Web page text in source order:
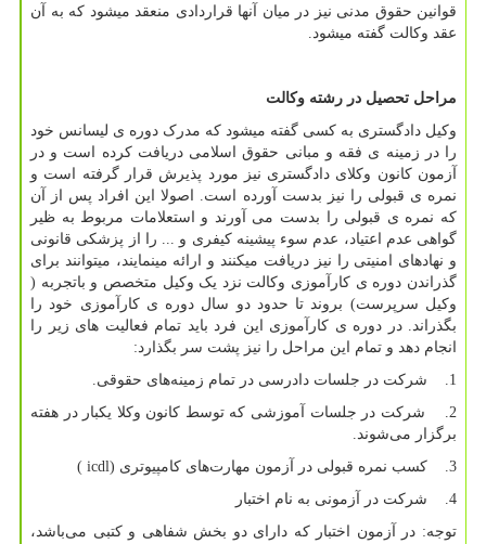
قوانین حقوق مدنی نیز در میان آنها قراردادی منعقد میشود که به آن
عقد وکالت گفته میشود.
مراحل تحصیل در رشته وکالت
وکیل دادگستری به کسی گفته میشود که مدرک دوره ی لیسانس خود
را در زمینه ی فقه و مبانی حقوق اسلامی دریافت کرده است و در
آزمون کانون وکلای دادگستری نیز مورد پذیرش قرار گرفته است و
نمره ی قبولی را نیز بدست آورده است. اصولا این افراد پس از آن
که نمره ی قبولی را بدست می آورند و استعلامات مربوط به ظیر
گواهی عدم اعتیاد، عدم سوء پیشینه کیفری و ... را از پزشکی قانونی
و نهاد‌های امنیتی را نیز دریافت میکنند و ارائه مینمایند، میتوانند برای
گذراندن دوره ی کارآموزی وکالت نزد یک وکیل متخصص و باتجربه (
وکیل سرپرست) بروند تا حدود دو سال دوره ی کارآموزی خود را
بگذراند. در دوره ی کارآموزی این فرد باید تمام فعالیت های زیر را
انجام دهد و تمام این مراحل را نیز پشت سر بگذارد:
1. شرکت در جلسات دادرسی در تمام زمینه‌های حقوقی.
2. شرکت در جلسات آموزشی که توسط کانون وکلا یکبار در هفته
برگزار می‌شوند.
3. کسب نمره قبولی در آزمون مهارت‌های کامپیوتری (
icdl
)
4. شرکت در آزمونی به نام اختبار
توجه: در آزمون اختبار که دارای دو بخش شفاهی و کتبی می‌باشد،